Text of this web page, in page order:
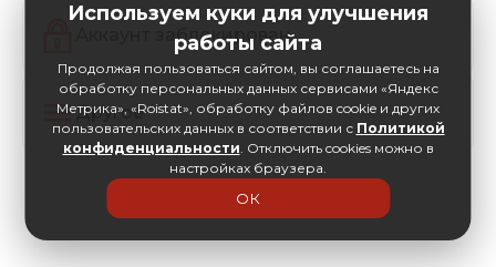
Аккаунт заблокирован
Другое
Используем куки для улучшения
работы сайта
Продолжая пользоваться сайтом, вы соглашаетесь на
обработку персональных данных сервисами «Яндекс
Метрика», «Roistat», обработку файлов cookie и других
пользовательских данных в соответствии с Политикой
конфиденциальности. Отключить cookies можно в
настройках браузера.
ОК